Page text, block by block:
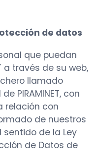
de datos
que puedan
a través de su web,
llamado
PIRAMINET, con
relación con
de nuestros
de la Ley
de Datos de